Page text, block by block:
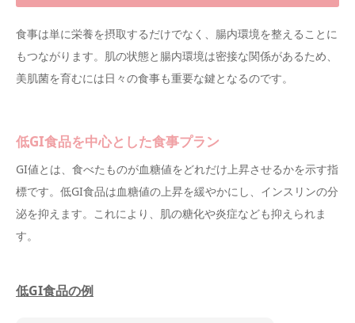
食事は単に栄養を摂取するだけでなく、腸内環境を整えることに
もつながります。肌の状態と腸内環境は密接な関係があるため、
美肌菌を育むには日々の食事も重要な鍵となるのです。
低GI食品を中心とした食事プラン
GI値とは、食べたものが血糖値をどれだけ上昇させるかを示す指
標です。低GI食品は血糖値の上昇を緩やかにし、インスリンの分
泌を抑えます。これにより、肌の糖化や炎症なども抑えられま
す。
低GI食品の例